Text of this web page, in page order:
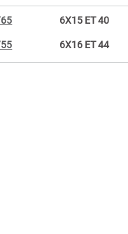
6X15 ET 40
6X16 ET 44